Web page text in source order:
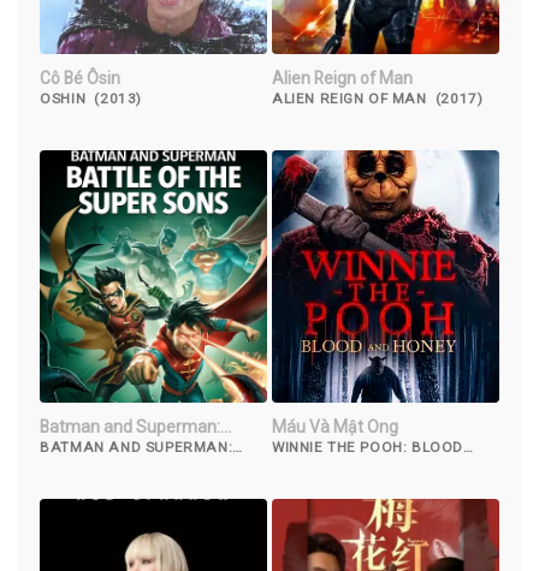
Cô Bé Ôsin
OSHIN (2013)
Alien Reign of Man
ALIEN REIGN OF MAN (2017)
Batman and Superman:
Battle of the Super Sons
BATMAN AND SUPERMAN:
Máu Và Mật Ong
WINNIE THE POOH: BLOOD